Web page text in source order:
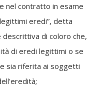
nel contratto in esame
eredi”, detta
di coloro che,
di eredi legittimi o se
sia riferita ai soggetti